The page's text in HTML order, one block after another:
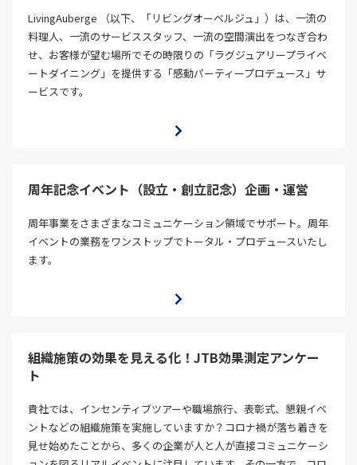
LivingAuberge （以下、「リビングオーベルジュ」）は、一流の
料理人、一流のサービススタッフ、一流の空間演出をつなぎ合わ
せ、お客様が望む場所でその時限りの「ラグジュアリープライベ
ートダイニング」を提供する「感動パーティープロデュース」サ
ービスです。
周年記念イベント（設立・創立記念）企画・運営
周年事業をさまざまなコミュニケーション領域でサポート。周年
イベントの業務をワンストップでトータル・プロデュースいたし
ます。
組織施策の効果を見える化！JTB効果測定アンケー
ト
貴社では、インセンティブツアーや職場旅行、表彰式、懇親イベ
ントなどの組織施策を実施していますか？コロナ禍が落ち着きを
見せ始めたことから、多くの企業が人と人が直接コミュニケーシ